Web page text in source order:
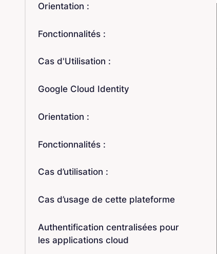
Orientation :
Fonctionnalités :
Cas d'Utilisation :
Google Cloud Identity
Orientation :
Fonctionnalités :
Cas d’utilisation :
Cas d’usage de cette plateforme
Authentification centralisées pour
les applications cloud